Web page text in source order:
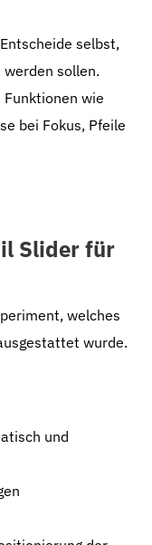
selbst,
sollen.
wie
bei Fokus, Pfeile
Slider für
welches
wurde.
und